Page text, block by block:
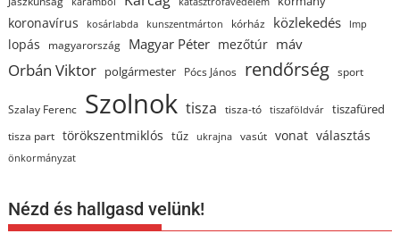
koronavírus kosárlabda kunszentmárton kórház közlekedés lmp
lopás magyarország Magyar Péter mezőtúr máv
Orbán Viktor polgármester Pócs János rendőrség sport
Szalay Ferenc Szolnok tisza tisza-tó tiszaföldvár tiszafüred
tisza part törökszentmiklós tűz ukrajna vasút vonat választás
önkormányzat
Nézd és hallgasd velünk!